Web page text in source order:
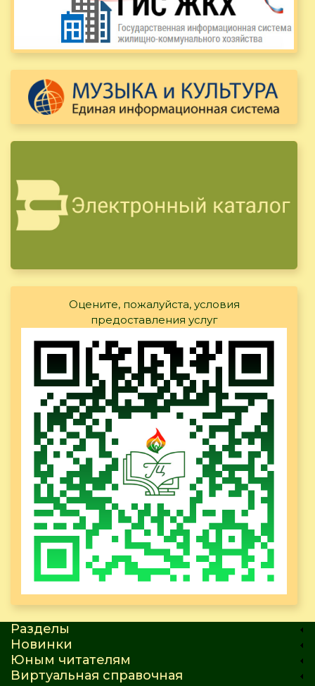
Оцените, пожалуйста, условия
предоставления услуг
Разделы
Новинки
Юным читателям
Виртуальная справочная